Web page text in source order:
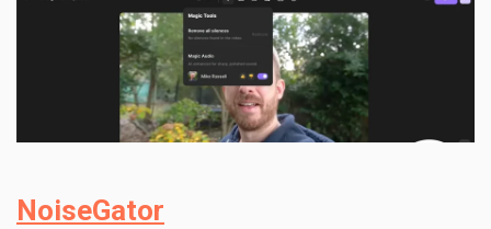
NoiseGator